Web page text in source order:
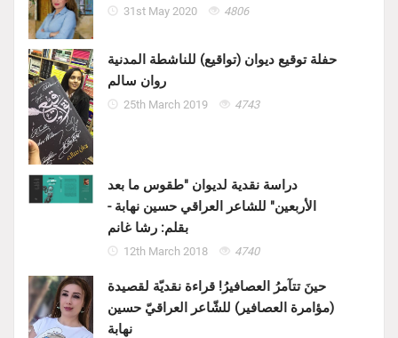
31st May 2020 4806
حفلة توقيع ديوان (تواقيع) للناشطة المدنية
روان سالم
25th March 2019 4743
دراسة نقدية لديوان "طقوس ما بعد
الأربعين" للشاعر العراقي حسين نهابة -
بقلم: رشا غانم
12th March 2018 4740
حينَ تتآمرُ العصافيرُ! قراءة نقديّة لقصيدة
(مؤامرة العصافير) للشّاعر العراقيّ حسين
نهابة